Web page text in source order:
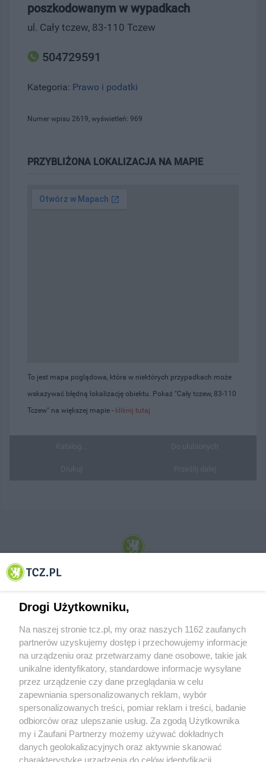
poszkodowanym w wypadkach
ul. Cały tczew, 83-110 Tczew
504729591
Kategoria: Prawo i podatki
Numer wpisu 2619, wyświetleń: 969
PRZYBLIŻONA LOKALIZACJA NA MAPIE
To jest mapa poglądowa, która w niektórych przypadkach może
wskazywać błędną lokalizację obiektu. Pokaż "Cały tczew, 83-110
Tczew" na większej mapie - kliknij tutaj
© 2001-2026 Tczew - TCZ.PL Sp. z o.o. Internetowy Serwis Informacyjny Miasta
O FIRMIE POLITYKA PRYWATNOŚCI HOSTING
REKLAMA WSPÓŁPRACA RSS FACEBOOK KONTAKT
Nasze serwisy
Drogi Użytkowniku,
Na naszej stronie tcz.pl, my oraz naszych 1162 zaufanych
partnerów uzyskujemy dostęp i przechowujemy informacje
na urządzeniu oraz przetwarzamy dane osobowe, takie jak
unikalne identyfikatory, standardowe informacje wysyłane
przez urządzenie czy dane przeglądania w celu
zapewniania spersonalizowanych reklam, wybór
spersonalizowanych treści, pomiar reklam i treści, badanie
odbiorców oraz ulepszanie usług. Za zgodą Użytkownika
my i Zaufani Partnerzy możemy używać dokładnych
danych geolokalizacyjnych oraz aktywnie skanować
charakterystykę urządzenia do celów identyfikacji.